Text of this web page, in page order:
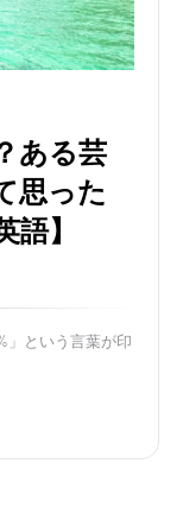
ある芸
思った
】
」という言葉が印